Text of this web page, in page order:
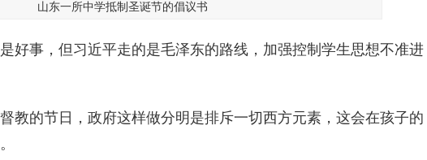
山东一所中学抵制圣诞节的倡议书
好事，但习近平走的是毛泽东的路线，加强控制学生思想不准进
教的节日，政府这样做分明是排斥一切西方元素，这会在孩子的